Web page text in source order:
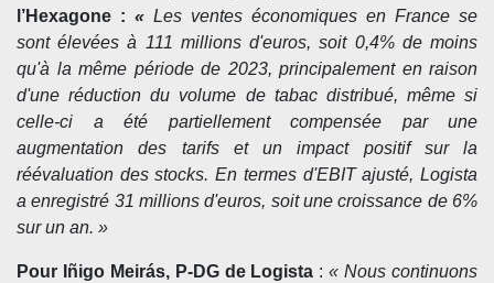
l’Hexagone : « Les ventes économiques en France se
sont élevées à 111 millions d'euros, soit 0,4% de moins
qu'à la même période de 2023, principalement en raison
d'une réduction du volume de tabac distribué, même si
celle-ci a été partiellement compensée par une
augmentation des tarifs et un impact positif sur la
réévaluation des stocks. En termes d'EBIT ajusté, Logista
a enregistré 31 millions d'euros, soit une croissance de 6%
sur un an. »
Pour Iñigo Meirás, P-DG de Logista :« Nous continuons